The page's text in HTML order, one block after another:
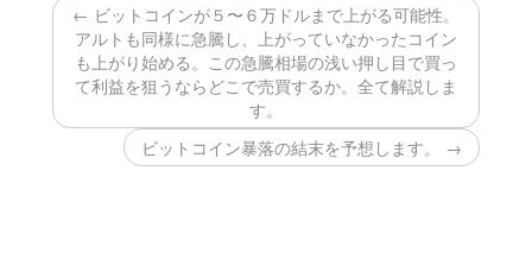
← ビットコインが５〜６万ドルまで上がる可能性。
アルトも同様に急騰し、上がっていなかったコイン
も上がり始める。この急騰相場の浅い押し目で買っ
て利益を狙うならどこで売買するか。全て解説しま
す。
ビットコイン暴落の結末を予想します。 →